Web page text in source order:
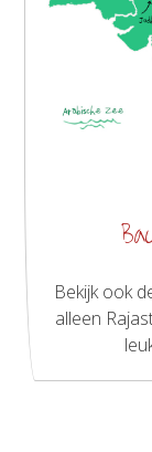
Bekijk ook
alleen